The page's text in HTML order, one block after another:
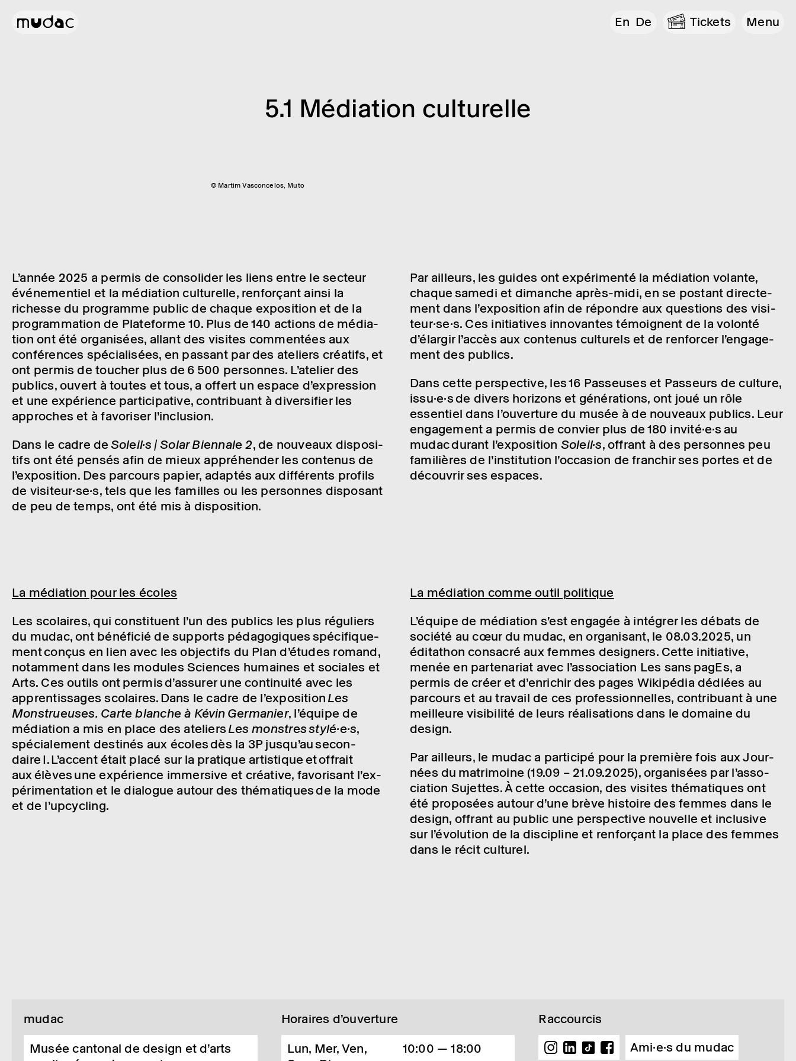
En De Tickets Menu
5.1 Média­tion cultu­relle
© Martim Vasconcelos, Muto
L’an­née 2025 a permis de conso­li­der les liens entre le secteur
événe­men­tiel et la média­tion cultu­relle, renforçant ainsi la
richesse du programme public de chaque expo­si­tion et de la
program­ma­tion de Plate­forme 10. Plus de 140 actions de média­
tion ont été orga­ni­sées, allant des visites commen­tées aux
confé­rences spécia­li­sées, en passant par des ateliers créa­tifs, et
ont permis de toucher plus de 6 500 personnes. L’ate­lier des
publics, ouvert à toutes et tous, a offert un espace d’ex­pres­sion
et une expé­rience parti­ci­pa­tive, contri­buant à diver­si­fier les
approches et à favo­ri­ser l’in­clu­sion.
Dans le cadre deSoleil·s | Solar Bien­nale 2, de nouveaux dispo­si­
tifs ont été pensés afin de mieux appré­hen­der les conte­nus de
l’ex­po­si­tion. Des parcours papier, adap­tés aux diffé­rents profils
de visi­teur·se·s, tels que les familles ou les personnes dispo­sant
de peu de temps, ont été mis à dispo­si­tion.
Par ailleurs, les guides ont expé­ri­menté la média­tion volante,
chaque samedi et dimanche après-midi, en se postant direc­te­
ment dans l’ex­po­si­tion afin de répondre aux ques­tions des visi­
teur·se·s. Ces initia­tives inno­vantes témoignent de la volonté
d’élar­gir l’ac­cès aux conte­nus cultu­rels et de renfor­cer l’en­ga­ge­
ment des publics.
Dans cette pers­pec­tive, les 16 Passeuses et Passeurs de culture,
issu·e·s de divers hori­zons et géné­ra­tions, ont joué un rôle
essen­tiel dans l’ou­ver­ture du musée à de nouveaux publics. Leur
enga­ge­ment a permis de convier plus de 180 invi­té·e·s au
mudac durant l’ex­po­si­tion Soleil·s, offrant à des personnes peu
fami­lières de l’ins­ti­tu­tion l’oc­ca­sion de fran­chir ses portes et de
décou­vrir ses espaces.
La média­­tion pour les écoles
Les scolaires, qui consti­­tuent l’un des publics les plus régu­­liers
du mudac, ont béné­­fi­­cié de supports péda­­go­­giques spéci­­fique­­
ment conçus en lien avec les objec­­tifs du Plan d’études romand,
notam­­ment dans les modules Sciences humaines et sociales et
Arts. Ces outils ont permis d’as­­su­­rer une conti­­nuité avec les
appren­­tis­­sages scolaires. Dans le cadre de l’ex­­po­­si­­tionLes
Mons­­trueuses. Carte blanche à KévinGerma­­nier, l’équipe de
média­­tion a mis en place des ateliersLes monstresstylé·e·s,
spécia­­le­­ment desti­­nés aux écoles dès la 3P jusqu’au secon­­
daireI. L’ac­centétait placé sur la pratique artis­­tique et offrait
aux élèves une expé­­rience immer­­sive et créa­­tive, favo­­ri­­sant l’ex­­
pé­­ri­­men­­ta­­tion et le dialogue autour des théma­­tiques de la mode
et de l’upcy­­cling.
La média­­tion comme outil poli­­tique
L’équipe de média­tion s’est enga­gée à inté­grer les débats de
société au cœur du mudac, en orga­ni­sant, le 08.03.2025, un
édita­thon consa­cré aux femmes desi­gners. Cette initia­tive,
menée en parte­na­riat avec l’as­so­cia­tion Les sans pagEs, a
permis de créer et d’en­ri­chir des pages Wiki­pé­dia dédiées au
parcours et au travail de ces profes­sion­nelles, contri­buant à une
meilleure visi­bi­lité de leurs réali­sa­tions dans le domaine du
design.
Par ailleurs, le mudac a parti­cipé pour la première fois aux Jour­
nées du matri­moine (19.09 – 21.09.2025), orga­ni­sées par l’as­so­
cia­tion Sujettes. À cette occa­sion, des visites théma­tiques ont
été propo­sées autour d’une brève histoire des femmes dans le
design, offrant au public une pers­pec­tive nouvelle et inclu­sive
sur l’évo­lu­tion de la disci­pline et renforçant la place des femmes
dans le récit cultu­rel.
mudac
Musée cantonal de design et d’arts
Horaires d’ouverture
Lun, Mer, Ven,
10:00 — 18:00
Raccourcis
Ami·e·s du mudac